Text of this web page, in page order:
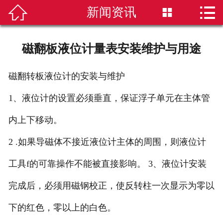
 首页
新闻资讯
技术知识
 新闻资讯  
磁翻板液位计量表安装维护与用途
磁翻转板液位计的安装与维护
1、液位计的设置必须垂直，保证浮子单元在主体管
内上下移动。
2 .如果导磁体不接近液位计主体的周围，则液位计
工具f的可靠操作不能被直接影响。 3、液位计安装
完成后，必须用磁钢校正，使反转柱一次显示为零以
下的红色，零以上的白色。